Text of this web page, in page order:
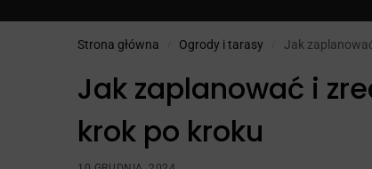
Strona główna Ogrody i tarasy Jak
Jak zaplanować i
krok po kroku